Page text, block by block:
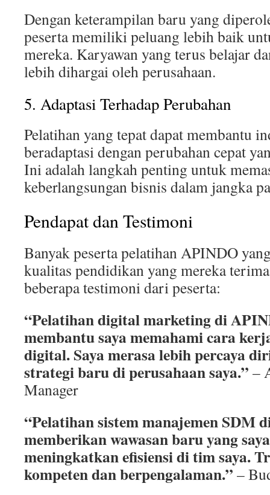
Dengan keterampilan baru yang
peserta memiliki peluang lebih baik
mereka. Karyawan yang terus belajar
lebih dihargai oleh perusahaan.
5. Adaptasi Terhadap Perubahan
Pelatihan yang tepat dapat membantu
beradaptasi dengan perubahan cepat
Ini adalah langkah penting untuk
keberlangsungan bisnis dalam jangka
Pendapat dan Testimoni
Banyak peserta pelatihan APINDO
kualitas pendidikan yang mereka
beberapa testimoni dari peserta:
“Pelatihan digital marketing di
membantu saya memahami cara
digital. Saya merasa lebih percaya
strategi baru di perusahaan saya.” –
Manager
“Pelatihan sistem manajemen SDM
memberikan wawasan baru yang
meningkatkan efisiensi di tim saya.
kompeten dan berpengalaman.” –